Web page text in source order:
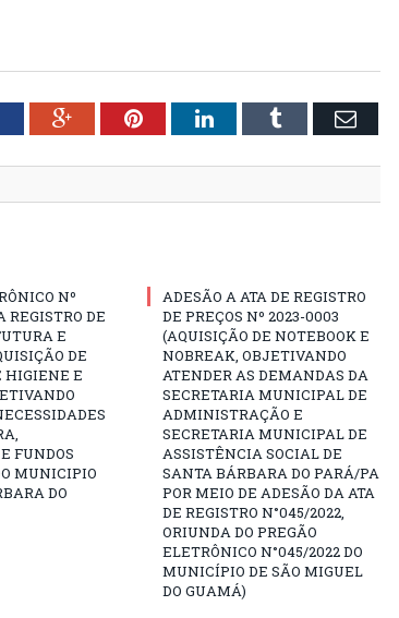
Google+PinterestLinkedInTumblr Email
Nº
REGISTRO DE
E
DE
HIGIENE E
FUNDOS
MUNICIPIO
DO
ADESÃO A ATA DE REGISTRO
DE PREÇOS Nº 2023-0003
(AQUISIÇÃO DE NOTEBOOK E
NOBREAK, OBJETIVANDO
ATENDER AS DEMANDAS DA
SECRETARIA MUNICIPAL DE
ADMINISTRAÇÃO E
SECRETARIA MUNICIPAL DE
ASSISTÊNCIA SOCIAL DE
SANTA BÁRBARA DO PARÁ/PA
POR MEIO DE ADESÃO DA ATA
DE REGISTRO N°045/2022,
ORIUNDA DO PREGÃO
ELETRÔNICO N°045/2022 DO
MUNICÍPIO DE SÃO MIGUEL
DO GUAMÁ)